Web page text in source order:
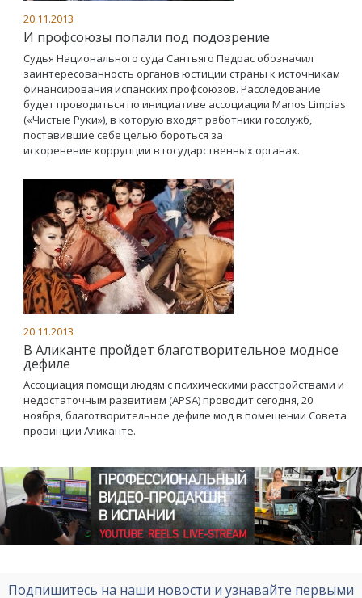
20.11.2013
И профсоюзы попали под подозрение
Судья Национального суда Сантьяго Педрас обозначил
заинтересованность органов юстиции страны к источникам
финансирования испанских профсоюзов. Расследование
будет проводиться по инициативе ассоциации Manos Limpias
(«Чистые Руки»), в которую входят работники госслужб,
поставившие себе целью бороться за
искоренение коррупции в государственных органах.
20.11.2013
В Аликанте пройдет благотворительное модное
дефиле
Ассоциация помощи людям с психическими расстройствами и
недостаточным развитием (APSA) проводит сегодня, 20
ноября, благотворительное дефиле мод в помещении Совета
провинции Аликанте.
Подпишитесь на наши новости и узнавайте первыми